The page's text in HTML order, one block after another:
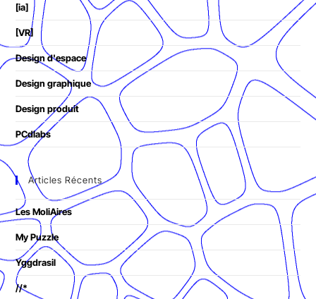
[ia]
[VR]
Design d'espace
Design graphique
Design produit
PCdlabs
Articles Récents
Les MoliAires
My Puzzle
Yggdrasil
//*